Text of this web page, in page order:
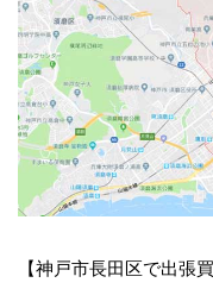
【神戸市長田区で出張